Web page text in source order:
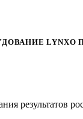
LYNXО
результатов